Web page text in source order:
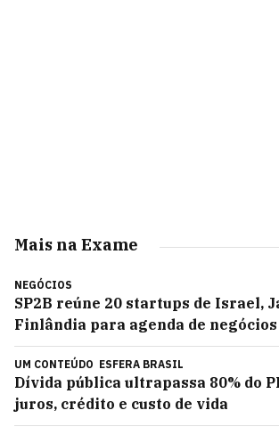
Mais na Exame
NEGÓCIOS
SP2B reúne 20 startups de Israel,
Finlândia para agenda de
UM CONTEÚDO ESFERA BRASIL
Dívida pública ultrapassa 80% do
juros, crédito e custo de vida